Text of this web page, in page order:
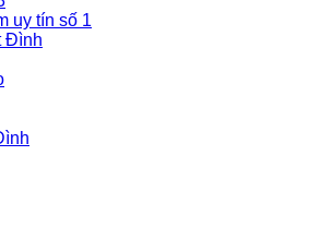
uy tín số 1
Đình